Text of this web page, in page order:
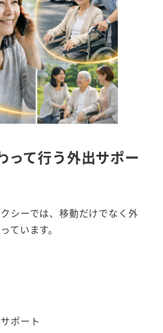
って行う外出サポー
シーでは、移動だけでなく外
ています。
ポート